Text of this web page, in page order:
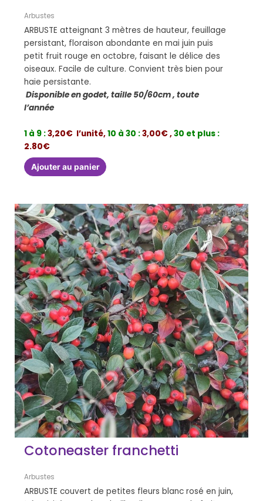
Arbustes
ARBUSTE atteignant 3 mètres de hauteur, feuillage
persistant, floraison abondante en mai juin puis
petit fruit rouge en octobre, faisant le délice des
oiseaux. Facile de culture. Convient très bien pour
haie persistante.
Disponible en godet, taille 50/60cm , toute
l’année
1 à 9 :3,20€ l’unité,10 à 30 :3,00€ ,30 et plus :
2.80€
Ajouter au panier
Cotoneaster franchetti
Arbustes
ARBUSTE couvert de petites fleurs blanc rosé en juin,